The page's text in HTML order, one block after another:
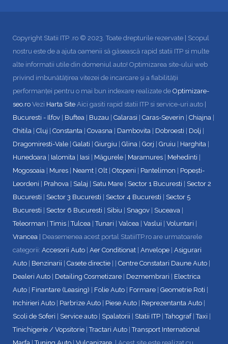
Copyright Statii ITP .ro © 2023. Toate drepturile rezervate | Scopul
nostru este de a ajuta oamenii să găsească rapid statii ITP si multe
alte informatii utile din domeniul auto! Optimizarea site-ului web
privind imbunătățirea vitezei de incarcare și a fiabilității
performanței pentru o mai bun indexare realizate de Optimizare-
seo.ro Vezi Harta Site Aici gasiti rapid statii ITP si service-uri auto |
Bucuresti - Ilfov | Buftea | Buzau | Calarasi | Caras-Severin | Chiajna |
Chitila | Cluj | Constanta | Covasna | Dambovita | Dobroesti | Dolj |
Dragomiresti-Vale | Galati | Giurgiu | Glina | Gorj | Gruiu | Harghita |
Hunedoara | Ialomita | Iasi | Măgurele | Maramures | Mehedinti |
Mogosoaia | Mures | Neamt | Olt | Otopeni | Pantelimon | Popești-
Leordeni | Prahova | Salaj | Satu Mare | Sector 1 Bucuresti | Sector 2
Bucuresti | Sector 3 Bucuresti | Sector 4 Bucuresti | Sector 5
Bucuresti | Sector 6 Bucuresti | Sibiu | Snagov | Suceava |
Teleorman |Timis |Tulcea |Tunari | Valcea | Vaslui | Voluntari |
Vrancea | Deasemenea acest portal StatiiITP.ro are urmatoarele
categorii: Accesorii Auto | Aer Conditionat | Anvelope | Asigurari
Auto | Benzinarii | Casete directie | | Centre Constatari Daune Auto |
Dealeri Auto | Detailing Cosmetizare | Dezmembrari | Electrica
Auto | Finantare (Leasing) | Folie Auto | Formare | Geometrie Roti |
Inchirieri Auto | Parbrize Auto | Piese Auto | Reprezentanta Auto |
Scoli de Soferi | Service auto | Spalatorii | Statii ITP |Tahograf|Taxi |
Tinichigerie / Vopsitorie |Tractari Auto |Transport International